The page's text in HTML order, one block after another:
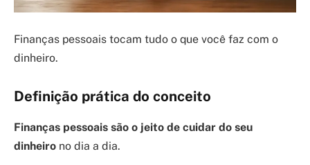
Finanças pessoais tocam tudo o que você faz com o
dinheiro.
Definição prática do conceito
Finanças pessoais são o jeito de cuidar do seu
dinheiro no dia a dia.